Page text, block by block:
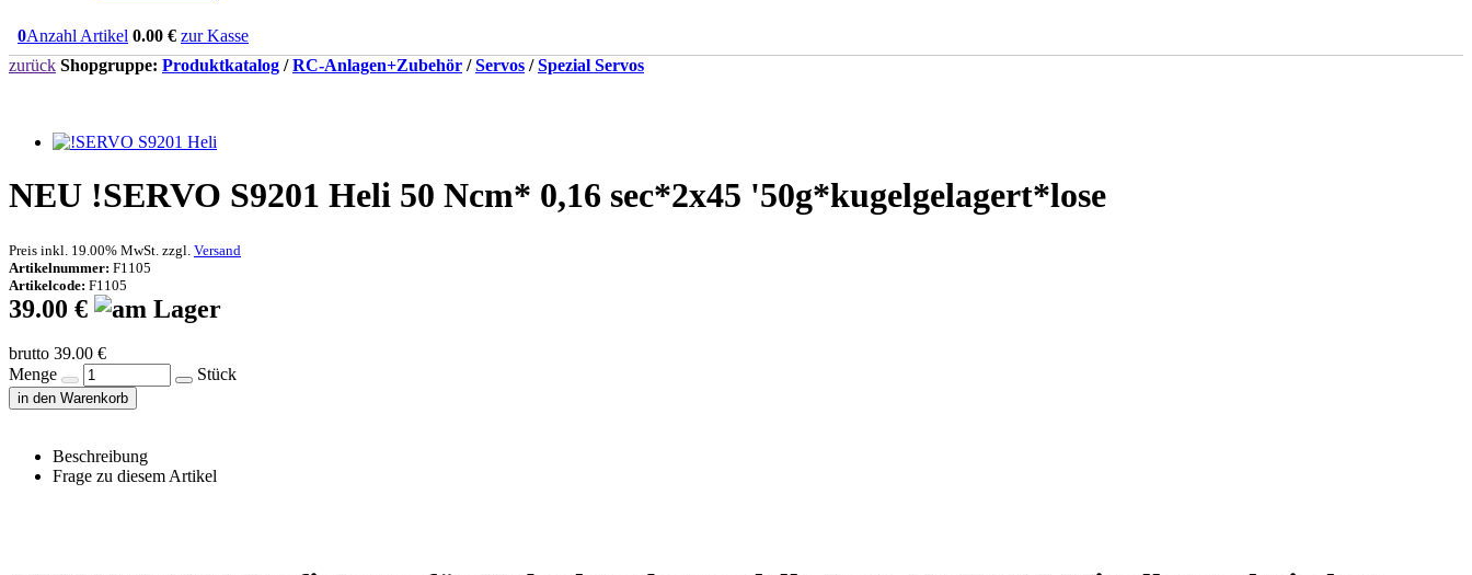
0Anzahl Artikel 0.00 € zur Kasse
zurück Shopgruppe: Produktkatalog /RC-Anlagen+Zubehör /Servos /Spezial Servos
NEU !SERVO S9201 Heli 50 Ncm* 0,16 sec*2x45 '50g*kugelgelagert*lose
Preis inkl. 19.00% MwSt. zzgl. Versand
Artikelnummer: F1105
Artikelcode: F1105
39.00 €
brutto 39.00 €
Menge
Stück
in den Warenkorb
Beschreibung
Frage zu diesem Artikel